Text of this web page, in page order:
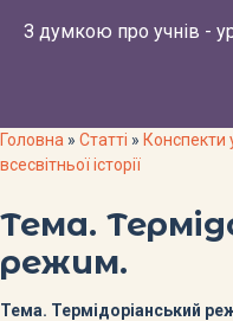
З думкою про учнів -
Головна » Статті » Конспекти
всесвітньої історії
Тема.
режим.
Тема. Термідоріанський